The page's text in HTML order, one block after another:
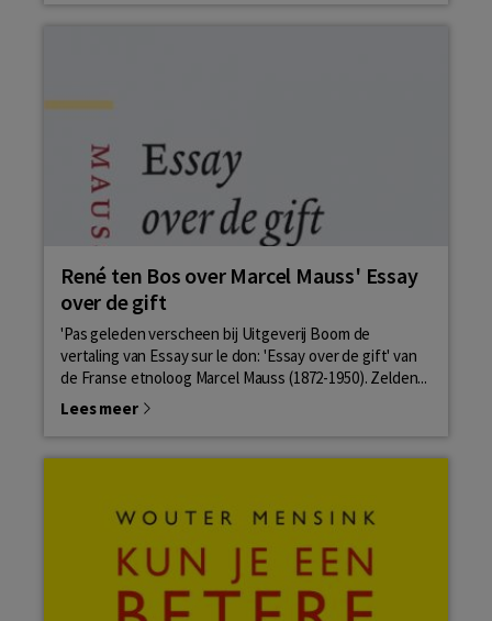
René ten Bos over Marcel Mauss' Essay
over de gift
'Pas geleden verscheen bij Uitgeverij Boom de
vertaling van Essay sur le don: 'Essay over de gift' van
de Franse etnoloog Marcel Mauss (1872-1950). Zelden...
Lees meer